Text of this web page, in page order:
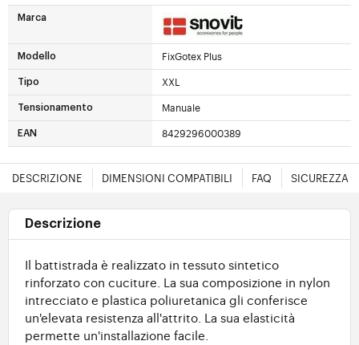
Marca
Modello FixGotex Plus
Tipo XXL
Tensionamento Manuale
EAN 8429296000389
DESCRIZIONE DIMENSIONI COMPATIBILI FAQ SICUREZZA
Descrizione
Il battistrada è realizzato in tessuto sintetico
rinforzato con cuciture. La sua composizione in nylon
intrecciato e plastica poliuretanica gli conferisce
un'elevata resistenza all'attrito. La sua elasticità
permette un'installazione facile.